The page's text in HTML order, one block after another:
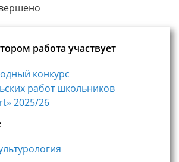
работа участвует
конкурс
работ школьников
2025/26